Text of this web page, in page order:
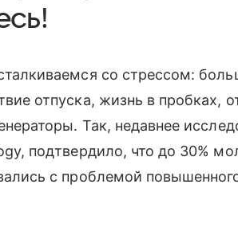
со стрессом:
отпуска, жизнь в пробках,
Так, недавнее
подтвердило, что до 30%
с проблемой